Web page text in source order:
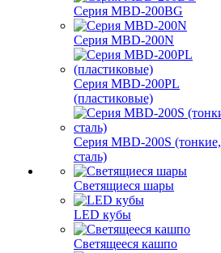
Серия MBD-200BG
Серия MBD-200N
Серия MBD-200PL
(пластиковые)
Серия MBD-200S (тонкие,
сталь)
Светящиеся шары
LED кубы
Светящееся кашпо